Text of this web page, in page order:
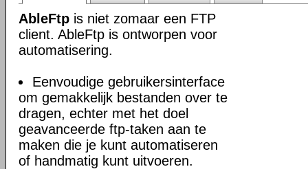
AbleFtp is niet zomaar een FTP
client. AbleFtp is ontworpen voor
automatisering.
Eenvoudige gebruikersinterface
om gemakkelijk bestanden over te
dragen, echter met het doel
geavanceerde ftp-taken aan te
maken die je kunt automatiseren
of handmatig kunt uitvoeren.